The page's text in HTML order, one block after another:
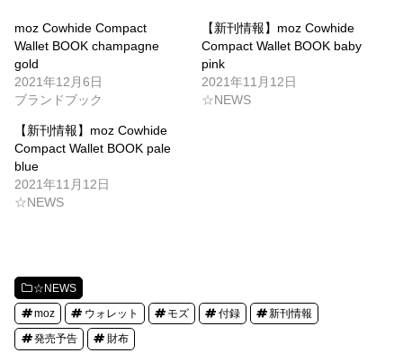
moz Cowhide Compact
Wallet BOOK champagne
gold
2021年12月6日
ブランドブック
【新刊情報】moz Cowhide
Compact Wallet BOOK baby
pink
2021年11月12日
☆NEWS
【新刊情報】moz Cowhide
Compact Wallet BOOK pale
blue
2021年11月12日
☆NEWS
☆NEWS
moz ウォレット モズ 付録 新刊情報
発売予告 財布